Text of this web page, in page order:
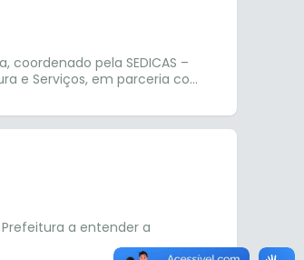
pela SEDICAS –
e Serviços, em parceria com
a entender a